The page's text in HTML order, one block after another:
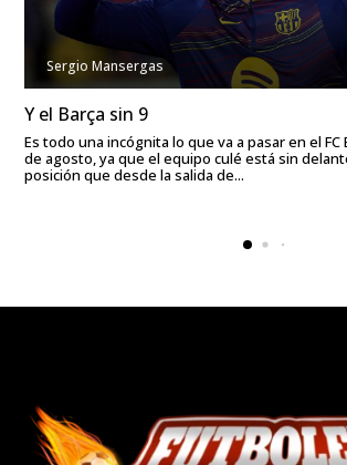
Sergio Mansergas
Y el Barça sin 9
Es todo una incógnita lo que va a pasar en el FC
de agosto, ya que el equipo culé está sin
posición que desde la salida de...